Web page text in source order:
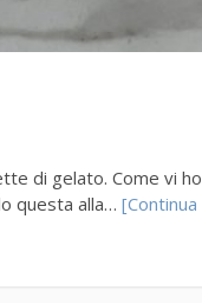
di gelato. Come vi ho
questa alla… [Continua